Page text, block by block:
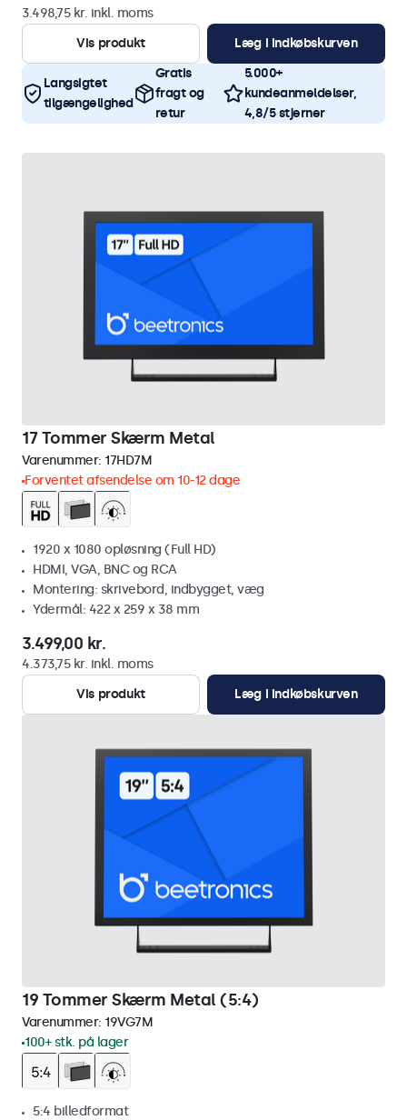
3.498,75 kr. inkl. moms
Vis produkt
Læg i indkøbskurven
Langsigtet
tilgængelighed
Gratis
fragt og
retur
5.000+
kundeanmeldelser,
4,8/5 stjerner
17 Tommer Skærm Metal
Varenummer: 17HD7M
Forventet afsendelse om 10-12 dage
1920 x 1080 opløsning (Full HD)
HDMI, VGA, BNC og RCA
Montering: skrivebord, indbygget, væg
Ydermål: 422 x 259 x 38 mm
3.499,00 kr.
4.373,75 kr. inkl. moms
Vis produkt
Læg i indkøbskurven
19 Tommer Skærm Metal (5:4)
Varenummer: 19VG7M
100+ stk. på lager
5:4 billedformat